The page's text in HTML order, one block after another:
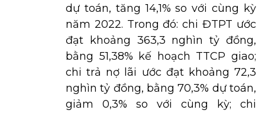
dự toán, tăng 14,1% so với cùng kỳ
năm 2022. Trong đó: chi ĐTPT ước
đạt khoảng 363,3 nghìn tỷ đồng,
bằng 51,38% kế hoạch TTCP giao;
chi trả nợ lãi ước đạt khoảng 72,3
nghìn tỷ đồng, bằng 70,3% dự toán,
giảm 0,3% so với cùng kỳ; chi